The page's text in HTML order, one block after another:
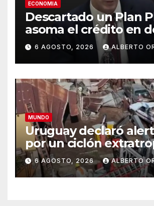
ECONOMIA
Descartado un Plan
asoma el crédito en
6 AGOSTO, 2026 ALBERTO
MUNDO
Uruguay declaró
por un ciclón
menos un muerto
6 AGOSTO, 2026 ALBERTO